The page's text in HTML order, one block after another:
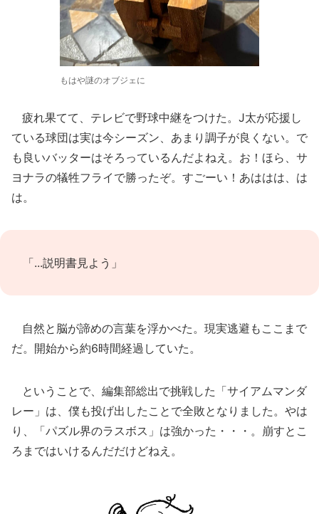
もはや謎のオブジェに
疲れ果てて、テレビで野球中継をつけた。J太が応援し
ている球団は実は今シーズン、あまり調子が良くない。で
も良いバッターはそろっているんだよねえ。お！ほら、サ
ヨナラの犠牲フライで勝ったぞ。すごーい！あははは、は
は。
「...説明書見よう」
自然と脳が諦めの言葉を浮かべた。現実逃避もここまで
だ。開始から約6時間経過していた。
ということで、編集部総出で挑戦した「サイアムマンダ
レー」は、僕も投げ出したことで全敗となりました。やは
り、「パズル界のラスボス」は強かった・・・。崩すとこ
ろまではいけるんだだけどねえ。